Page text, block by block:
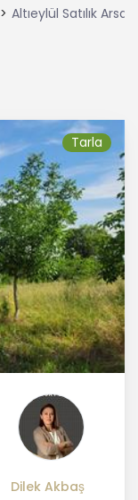
Altıeylül Satılık Arsa
Tarla
Dilek Akbaş